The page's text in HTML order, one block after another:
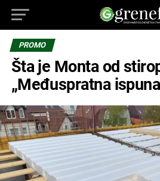
PROMO
Šta je Monta od
„Međuspratna